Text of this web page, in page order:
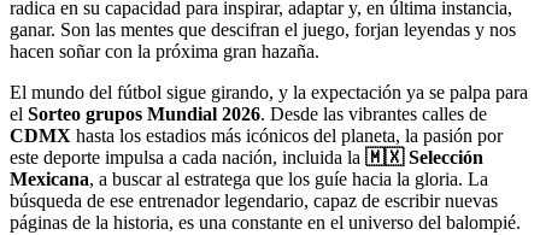
radica en su capacidad para inspirar, adaptar y, en última instancia,
ganar. Son las mentes que descifran el juego, forjan leyendas y nos
hacen soñar con la próxima gran hazaña.
El mundo del fútbol sigue girando, y la expectación ya se palpa para
el Sorteo grupos Mundial 2026. Desde las vibrantes calles de
CDMX hasta los estadios más icónicos del planeta, la pasión por
este deporte impulsa a cada nación, incluida la 🇲🇽 Selección
Mexicana, a buscar al estratega que los guíe hacia la gloria. La
búsqueda de ese entrenador legendario, capaz de escribir nuevas
páginas de la historia, es una constante en el universo del balompié.